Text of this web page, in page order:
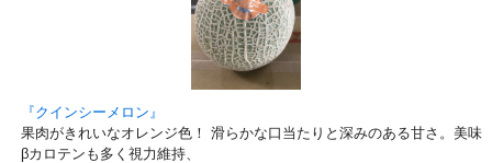
『クインシーメロン』
果肉がきれいなオレンジ色！ 滑らかな口当たりと深みのある甘さ。美味
βカロテンも多く視力維持、